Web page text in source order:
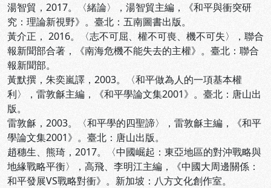
湯智貿，2017。〈緒論〉，湯智貿主編，《和平與衝突研
究：理論新視野》。臺北：五南圖書出版。
黃介正， 2016。〈志不可屈、權不可喪、機不可失〉，聯合
報新聞部合著，《南海危機不能失去的主權》。臺北：聯合
報新聞部。
黃默撰，朱奕嵐譯，2003。〈和平做為人的一項基本權
利〉，雷敦龢主編，《和平學論文集2001》。臺北：唐山出
版。
雷敦龢，2003。〈和平學的四聖諦〉，雷敦龢主編，《和平
學論文集2001》。臺北：唐山出版。
趙穗生、熊琦，2017。〈中國崛起：東亞地區的對沖戰略與
地緣戰略平衡〉，高飛、李明江主編，《中國大周邊關係：
和平發展VS戰略對衝》。新加坡：八方文化創作室。